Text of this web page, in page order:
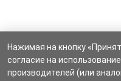
Нажимая на кнопку
согласие на
производителей (или